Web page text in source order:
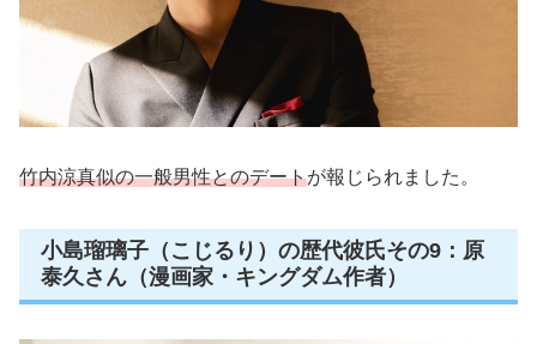
竹内涼真似の一般男性とのデートが報じられました。
小島瑠璃子（こじるり）の歴代彼氏その9：原
泰久さん（漫画家・キングダム作者）